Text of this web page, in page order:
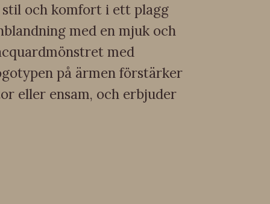
och komfort i ett plagg
med en mjuk och
med
på ärmen förstärker
eller ensam, och erbjuder